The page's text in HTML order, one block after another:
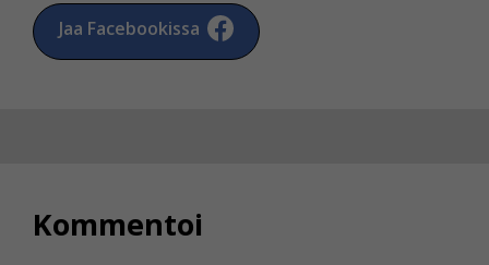
Jaa Facebookissa
Kommentoi